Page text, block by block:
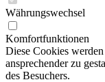
Währungswechsel
Komfortfunktionen
Diese Cookies
ansprechender zu
des Besuchers.